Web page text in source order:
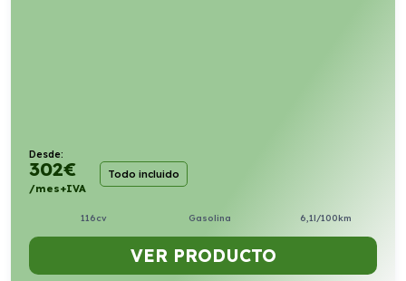
Desde:
302€
/mes+IVA
Todo incluido
116cv Gasolina 6,1l/100km
VER PRODUCTO